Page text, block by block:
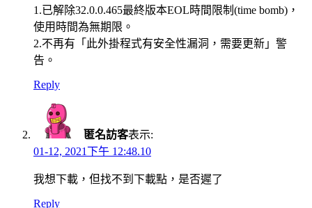
1.已解除32.0.0.465最終版本EOL時間限制(time bomb)，
使用時間為無期限。
2.不再有「此外掛程式有安全性漏洞，需要更新」警
告。
Reply
匿名訪客表示:
01-12, 2021下午 12:48.10
我想下載，但找不到下載點，是否遲了
Reply